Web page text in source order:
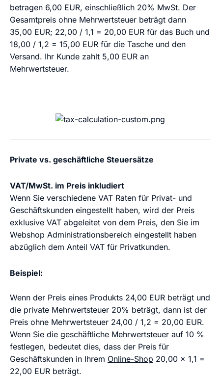
betragen 6,00 EUR, einschließlich 20% MwSt. Der
Gesamtpreis ohne Mehrwertsteuer beträgt dann
35,00 EUR; 22,00 / 1,1 = 20,00 EUR für das Buch und
18,00 / 1,2 = 15,00 EUR für die Tasche und den
Versand. Ihr Kunde zahlt 5,00 EUR an
Mehrwertsteuer.
Private vs. geschäftliche Steuersätze
VAT/MwSt. im Preis inkludiert
Wenn Sie verschiedene VAT Raten für Privat- und
Geschäftskunden eingestellt haben, wird der Preis
exklusive VAT abgeleitet von dem Preis, den Sie im
Webshop Administrationsbereich eingestellt haben
abzüglich dem Anteil VAT für Privatkunden.
Beispiel:
Wenn der Preis eines Produkts 24,00 EUR beträgt und
die private Mehrwertsteuer 20% beträgt, dann ist der
Preis ohne Mehrwertsteuer 24,00 / 1,2 = 20,00 EUR.
Wenn Sie die geschäftliche Mehrwertsteuer auf 10 %
festlegen, bedeutet dies, dass der Preis für
Geschäftskunden in Ihrem Online-Shop 20,00 x 1,1 =
22,00 EUR beträgt.